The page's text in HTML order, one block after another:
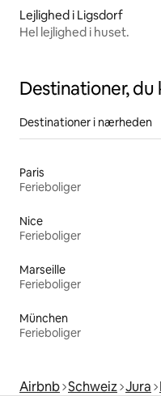
Lejlighed i Ligsdorf
Hel lejlighed i huset.
Destinationer, du
Destinationer i nærheden
Paris
Ferieboliger
Nice
Ferieboliger
Marseille
Ferieboliger
München
Ferieboliger
Airbnb Schweiz Jura